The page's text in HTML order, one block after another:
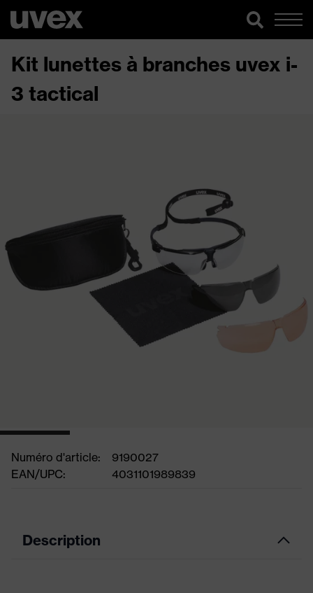
Kit lunettes à branches uvex i-
3 tactical
Numéro d'article:
9190027
EAN/UPC:
4031101989839
Description